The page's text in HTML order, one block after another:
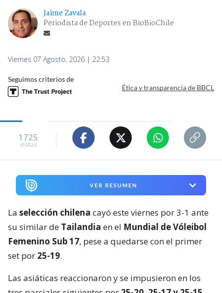
Jaime Zavala
Periodista de Deportes en BioBioChile
Viernes 07 Agosto, 2026 | 22:53
Seguimos criterios de
Ética y transparencia de BBCL
1725
visitas
VER RESUMEN
La selección chilena cayó este viernes por 3-1 ante
su similar de Tailandia en el Mundial de Vóleibol
Femenino Sub 17, pese a quedarse con el primer
set por 25-19.
Las asiáticas reaccionaron y se impusieron en los